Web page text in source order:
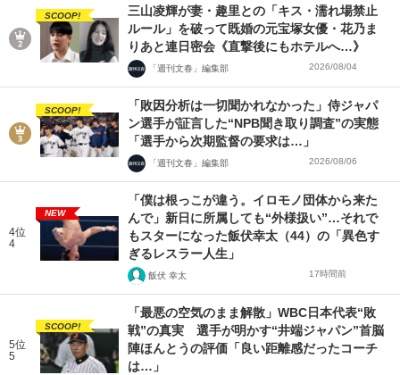
SCOOP!
三山凌輝が妻・趣里との「キス・濡れ場禁止
ルール」を破って既婚の元宝塚女優・花乃ま
りあと連日密会《直撃後にもホテルへ…》
「週刊文春」編集部 2026/08/04
SCOOP!
「敗因分析は一切聞かれなかった」侍ジャパ
ン選手が証言した“NPB聞き取り調査”の実態
「選手から次期監督の要求は…」
「週刊文春」編集部 2026/08/06
4位
4
NEW
「僕は根っこが違う。イロモノ団体から来た
んで」新日に所属しても“外様扱い”…それで
もスターになった飯伏幸太（44）の「異色す
ぎるレスラー人生」
飯伏 幸太 17時間前
5位
5
SCOOP!
「最悪の空気のまま解散」WBC日本代表“敗
戦”の真実 選手が明かす“井端ジャパン”首脳
陣ほんとうの評価「良い距離感だったコーチ
は…」